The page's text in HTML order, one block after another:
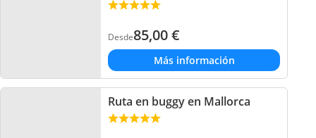
Desde85,00€
Más información
Ruta en buggy en Mallorca